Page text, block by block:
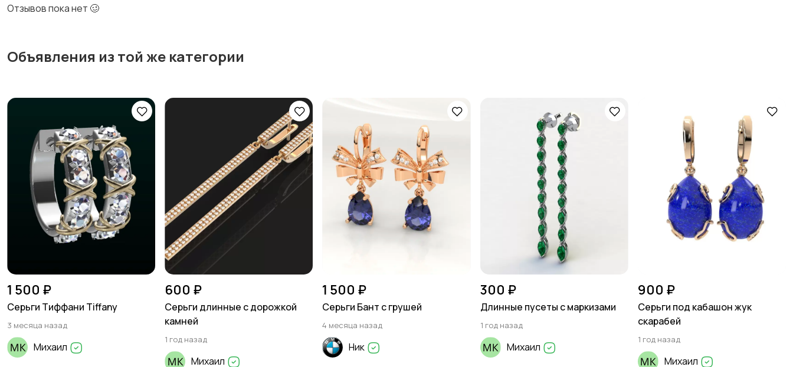
Отзывов пока нет 🥴
Объявления из той же категории
1 500 ₽
Серьги Тиффани Tiffany
3 месяца назад
Михаил
600 ₽
Серьги длинные с дорожкой
камней
1 год назад
Михаил
1 500 ₽
Серьги Бант с грушей
4 месяца назад
Ник
300 ₽
Длинные пусеты с маркизами
1 год назад
Михаил
900 ₽
Серьги под кабашон жук
скарабей
1 год назад
Михаил